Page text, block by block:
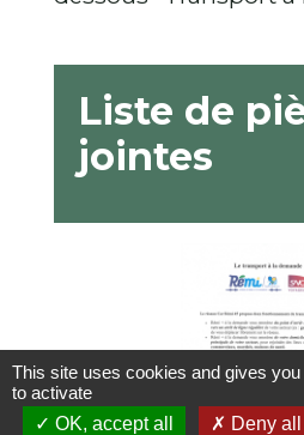
Liste de
jointes
This site uses cookies and gives
to activate
OK, accept all
Deny